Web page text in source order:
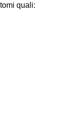
quali: